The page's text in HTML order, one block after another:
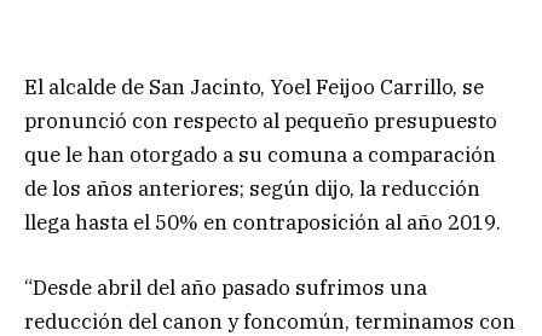
El alcalde de San Jacinto, Yoel Feijoo Carrillo, se
pronunció con respecto al pequeño presupuesto
que le han otorgado a su comuna a comparación
de los años anteriores; según dijo, la reducción
llega hasta el 50% en contraposición al año 2019.
“Desde abril del año pasado sufrimos una
reducción del canon y foncomún, terminamos con